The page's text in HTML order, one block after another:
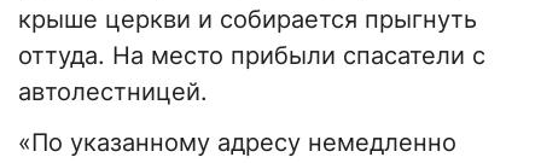
крыше церкви и собирается прыгнуть
оттуда. На место прибыли спасатели с
автолестницей.
«По указанному адресу немедленно